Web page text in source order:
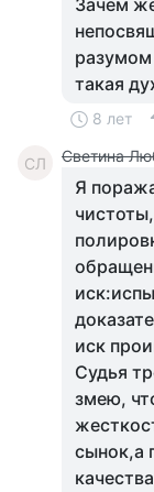
Зачем
такая
8 лет
СЛ Светина
Я
иск
Судья
змею,
сынок,а